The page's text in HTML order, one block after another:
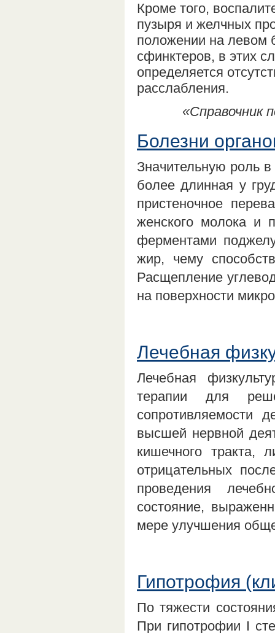
Кроме того,
пузыря и желчных
положении на левом
сфинктеров, в этих
определяется
расслабления.
«Справочник
Болезни
Значительную роль
более длинная у
пристеночное
женского молока и
ферментами
жир, чему
Расщепление
на поверхности
Лечебная
Лечебная
терапии для
сопротивляемости
высшей нервной
кишечного тракта,
отрицательных
проведения
состояние,
мере улучшения
Гипотрофия
По тяжести
При гипотрофии I